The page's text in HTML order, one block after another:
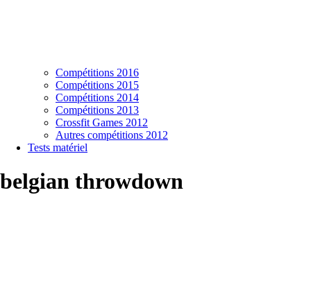
Compétitions 2016
Compétitions 2015
Compétitions 2014
Compétitions 2013
Crossfit Games 2012
Autres compétitions 2012
Tests matériel
belgian throwdown